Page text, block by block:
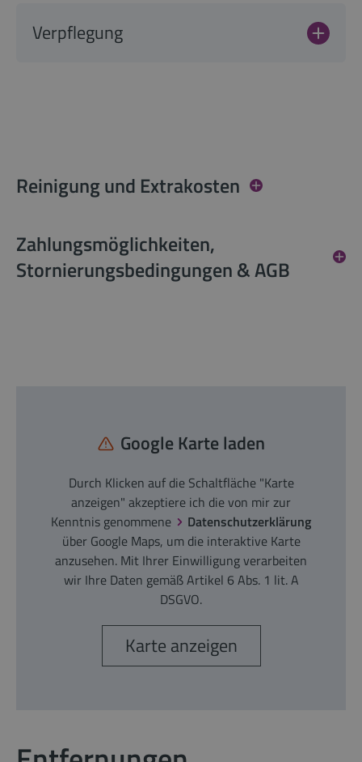
Verpflegung
Reinigung und Extrakosten
Zahlungsmöglichkeiten,
Stornierungsbedingungen & AGB
Google Karte laden
Durch Klicken auf die Schaltfläche "Karte
anzeigen" akzeptiere ich die von mir zur
Kenntnis genommene
Datenschutzerklärung
über Google Maps, um die interaktive Karte
anzusehen. Mit Ihrer Einwilligung verarbeiten
wir Ihre Daten gemäß Artikel 6 Abs. 1 lit. A
DSGVO.
Karte anzeigen